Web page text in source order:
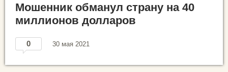
Мошенник обманул страну на 40
миллионов долларов
0 30 мая 2021